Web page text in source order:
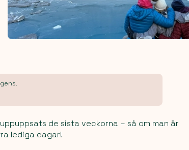
de sista veckorna – så om man är
lediga dagar!